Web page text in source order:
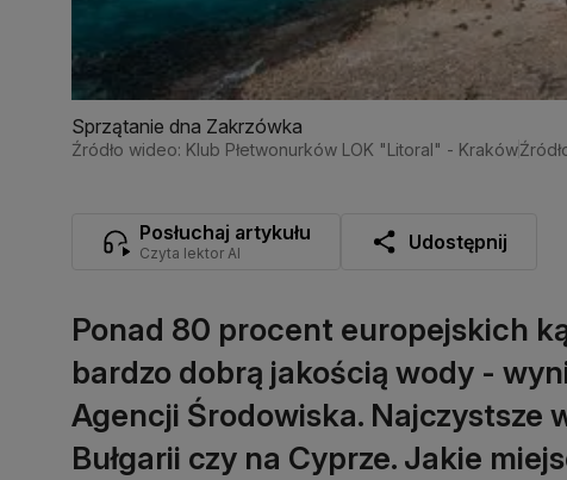
Sprzątanie dna Zakrzówka
Źródło wideo: Klub Płetwonurków LOK "Litoral" - Kraków
Posłuchaj artykułu
Czyta lektor AI Udostępnij
Ponad 80 procent europejskich
bardzo dobrą jakością wody -
Agencji Środowiska. Najczystsze
Bułgarii czy na Cyprze. Jakie